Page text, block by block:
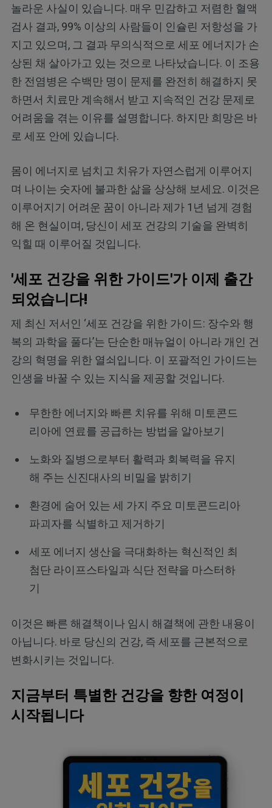
놀라운 사실이 있습니다. 매우 민감하고 저렴한 혈액
검사 결과, 99% 이상의 사람들이 인슐린 저항성을 가
지고 있으며, 그 결과 무의식적으로 세포 에너지가 손
상된 채 살아가고 있는 것으로 나타났습니다. 이 조용
한 전염병은 수백만 명이 문제를 완전히 해결하지 못
하면서 치료만 계속해서 받고 지속적인 건강 문제로
어려움을 겪는 이유를 설명합니다. 하지만 희망은 바
로 세포 안에 있습니다.
몸이 에너지로 넘치고 치유가 자연스럽게 이루어지
며 나이는 숫자에 불과한 삶을 상상해 보세요. 이것은
이루어지기 어려운 꿈이 아니라 제가 1년 넘게 경험
해 온 현실이며, 당신이 세포 건강의 기술을 완벽히
익힐 때 이루어질 것입니다.
'세포 건강을 위한 가이드'가 이제 출간
되었습니다!
제 최신 저서인 ‘세포 건강을 위한 가이드: 장수와 행
복의 과학을 풀다’는 단순한 매뉴얼이 아니라 개인 건
강의 혁명을 위한 열쇠입니다. 이 포괄적인 가이드는
인생을 바꿀 수 있는 지식을 제공할 것입니다.
무한한 에너지와 빠른 치유를 위해 미토콘드
리아에 연료를 공급하는 방법을 알아보기
노화와 질병으로부터 활력과 회복력을 유지
해 주는 신진대사의 비밀을 밝히기
환경에 숨어 있는 세 가지 주요 미토콘드리아
파괴자를 식별하고 제거하기
세포 에너지 생산을 극대화하는 혁신적인 최
첨단 라이프스타일과 식단 전략을 마스터하
기
이것은 빠른 해결책이나 임시 해결책에 관한 내용이
아닙니다. 바로 당신의 건강, 즉 세포를 근본적으로
변화시키는 것입니다.
지금부터 특별한 건강을 향한 여정이
시작됩니다